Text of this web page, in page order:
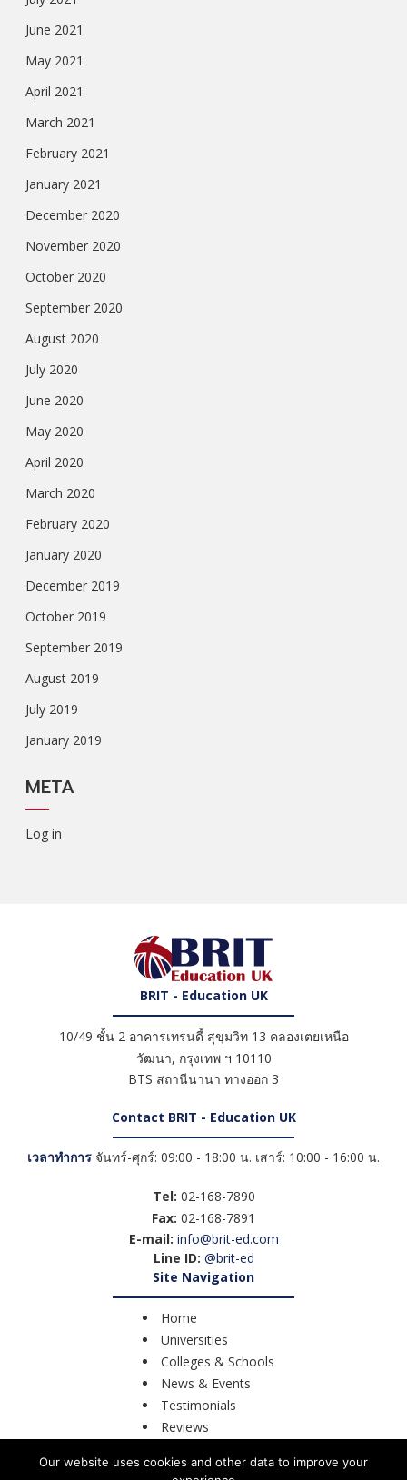
June 2021
May 2021
April 2021
March 2021
February 2021
January 2021
December 2020
November 2020
October 2020
September 2020
August 2020
July 2020
June 2020
May 2020
April 2020
March 2020
February 2020
January 2020
December 2019
October 2019
September 2019
August 2019
July 2019
January 2019
META
Log in
BRIT - Education UK
10/49 ชั้น 2 อาคารเทรนดี้ สุขุมวิท 13 คลองเตยเหนือ
วัฒนา, กรุงเทพ ฯ 10110
BTS สถานีนานา ทางออก 3
Contact BRIT - Education UK
เวลาทำการ จันทร์-ศุกร์: 09:00 - 18:00 น. เสาร์: 10:00 - 16:00 น.
Tel: 02-168-7890
Fax: 02-168-7891
E-mail: info@brit-ed.com
Line ID: @brit-ed
Site Navigation
Home
Universities
Colleges & Schools
News & Events
Testimonials
Reviews
Contact Us
Our website uses cookies and other data to improve your